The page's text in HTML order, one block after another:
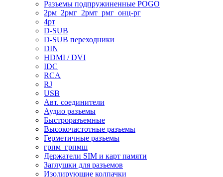
Разъемы подпружиненные POGO
2рм_2рмг_2рмт_рмг_онц-рг
4рт
D-SUB
D-SUB переходники
DIN
HDMI / DVI
IDC
RCA
RJ
USB
Авт. соединители
Аудио разъемы
Быстроразъемные
Высокочастотные разъемы
Герметичные разъемы
грпм_грпмш
Держатели SIM и карт памяти
Заглушки для разъемов
Изолирующие колпачки